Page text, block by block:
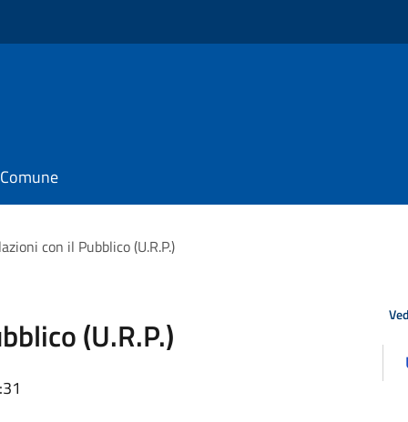
con il Pubblico (U.R.P.)
(U.R.P.)